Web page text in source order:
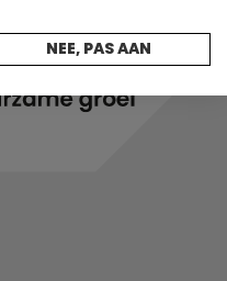
NEE, PAS AAN